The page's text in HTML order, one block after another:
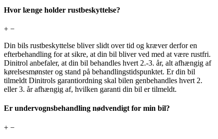
Hvor længe holder rustbeskyttelse?
+ −
Din bils rustbeskyttelse bliver slidt over tid og kræver derfor en
efterbehandling for at sikre, at din bil bliver ved med at være rustfri.
Dinitrol anbefaler, at din bil behandles hvert 2.-3. år, alt afhængig af
kørelsesmønster og stand på behandlingstidspunktet. Er din bil
tilmeldt Dinitrols garantiordning skal bilen genbehandles hvert 2.
eller 3. år afhængig af, hvilken garanti din bil er tilmeldt.
Er undervognsbehandling nødvendigt for min bil?
+ −